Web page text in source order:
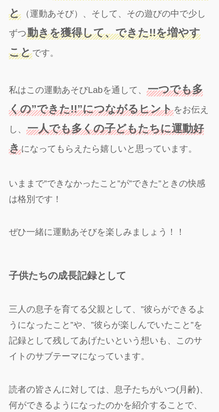
と（運動あそび）、そして、その遊びの中で少し
ずつ動きを獲得して、できた!!を増やす
ことです。
私はこの運動あそびLabを通して、 一つでも多
くの”できた!!”につながるヒントをお伝え
し、 一人でも多くの子どもたちに運動好
きになってもらえたら嬉しいと思っています。
いままで”できなかったこと”が”できた”ときの快感
は格別です！
ぜひ一緒に運動あそびを楽しみましょう！！
子供たちの成長記録として
三人の息子を育てる父親として、”彼らができるよ
うになったこと”や、”彼らが楽しんでいたこと”を
記録として残してあげたいという想いも、このサ
イトのサブテーマになっています。
読者の皆さんに対しては、息子たちがいつ(月齢)、
何ができるようになったのかを紹介することで、